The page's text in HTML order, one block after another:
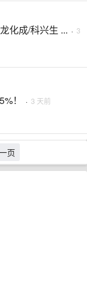
化成/科兴生 ... · 3
！ · 3 天前
页